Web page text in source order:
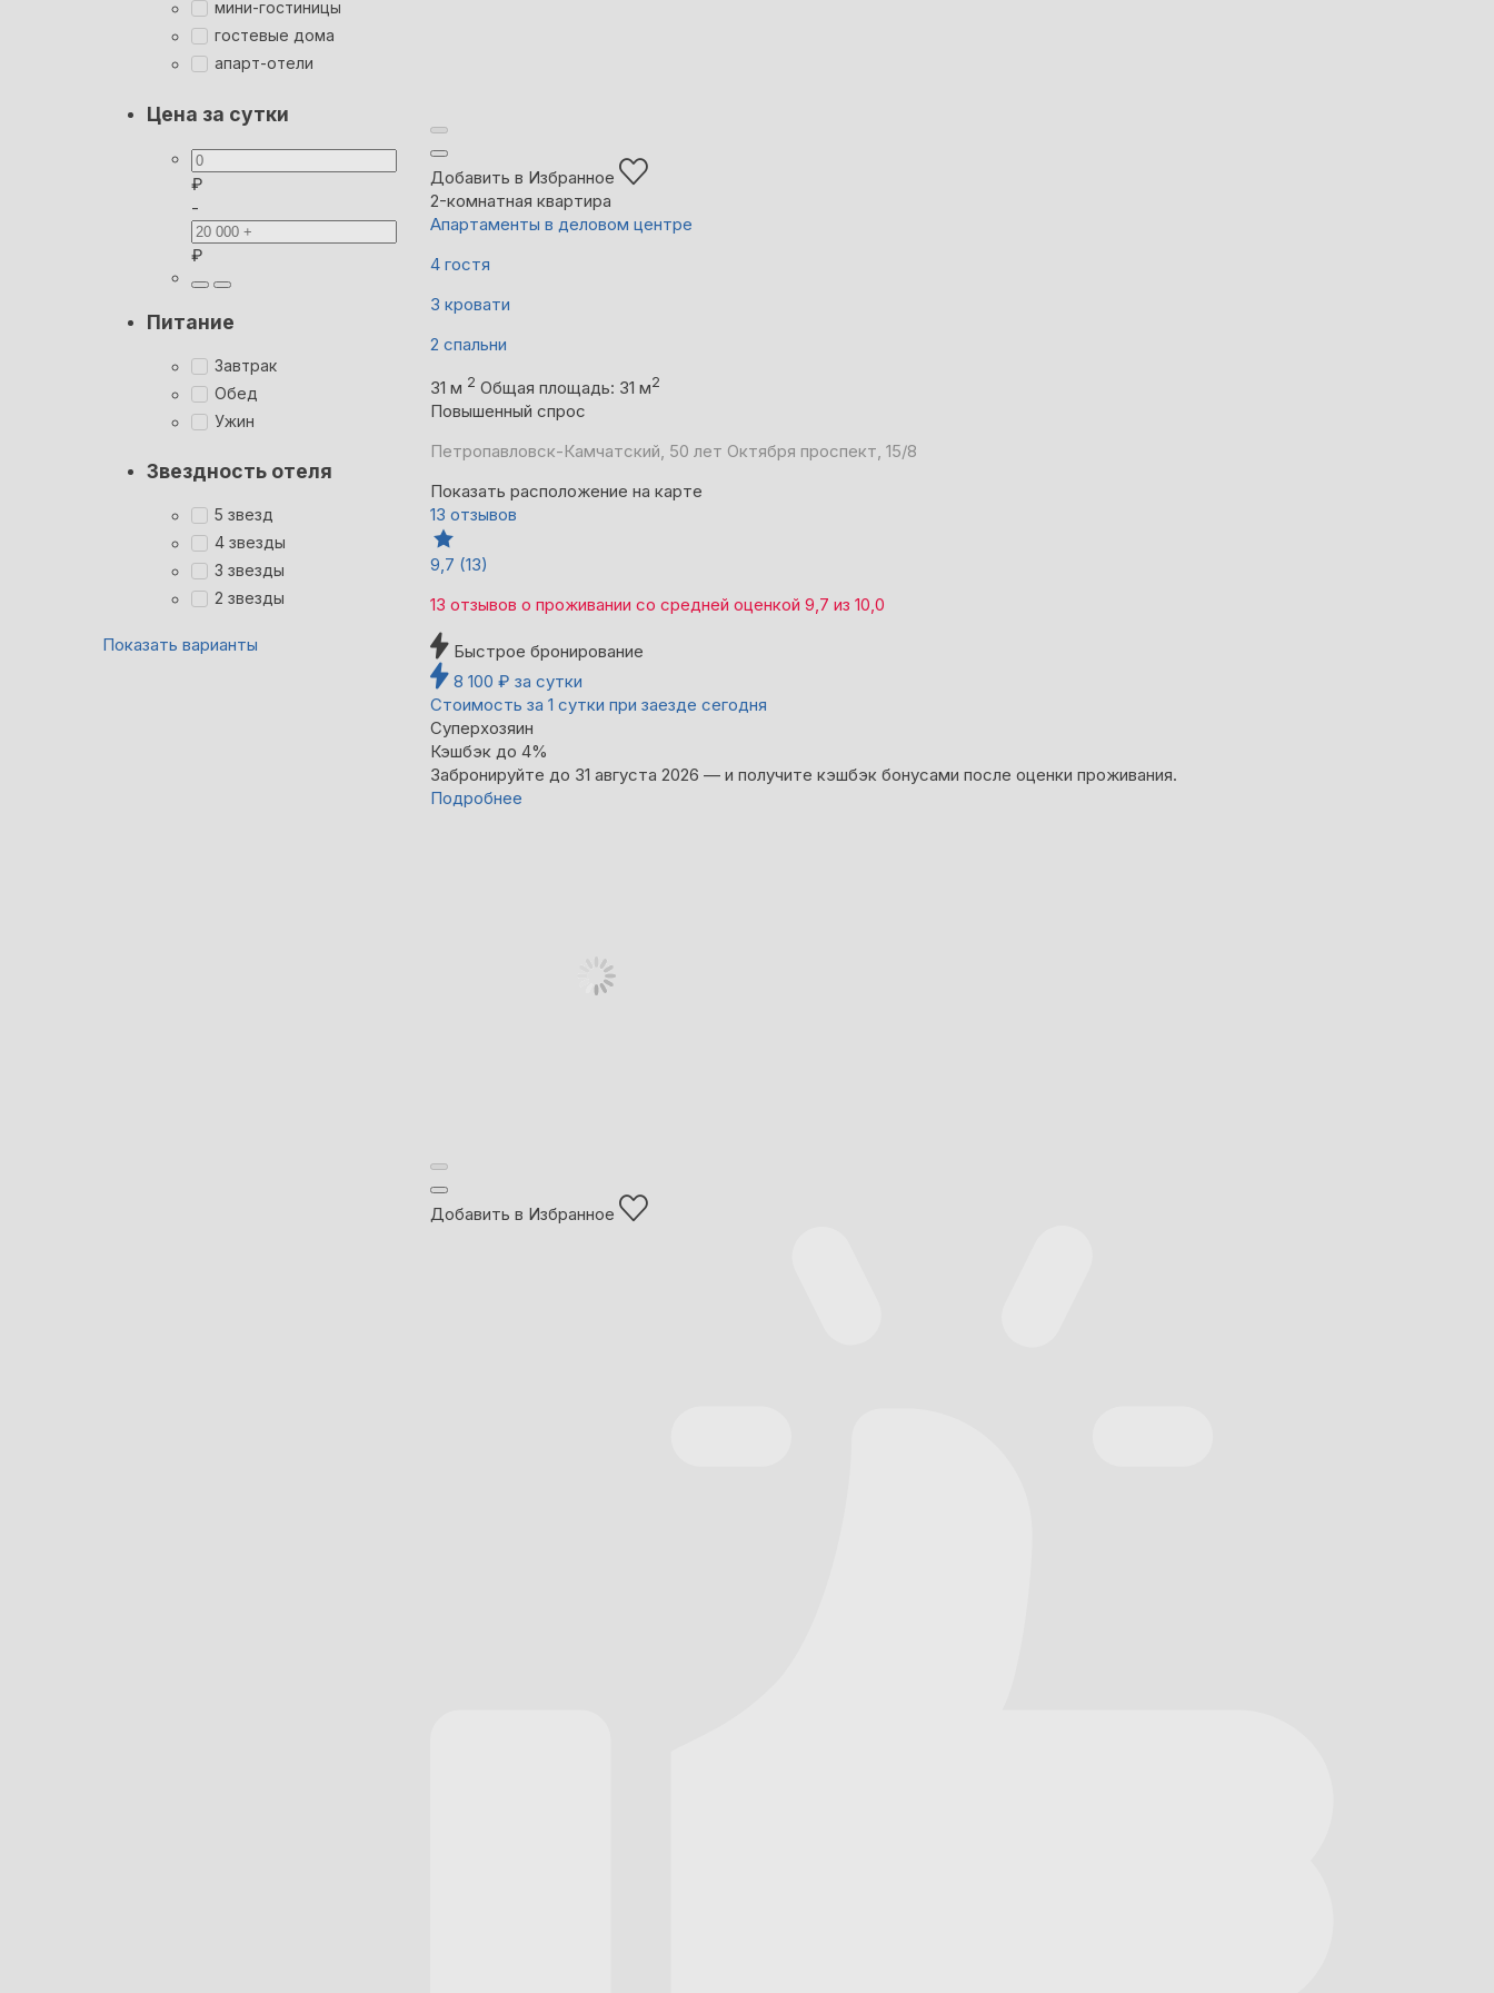
мини-гостиницы
гостевые дома
апарт-отели
Цена за сутки
₽
-
₽
Питание
Завтрак
Обед
Ужин
Звездность отеля
5 звезд
4 звезды
3 звезды
2 звезды
Показать варианты
Добавить в Избранное
2-комнатная квартира
Апартаменты в деловом центре
4 гостя
3 кровати
2 спальни
31 м 2 Общая площадь: 31 м2
Повышенный спрос
Петропавловск-Камчатский, 50 лет Октября проспект, 15/8
Показать расположение на карте
13 отзывов
9,7 (13)
13 отзывов о проживании со средней оценкой 9,7 из 10,0
Быстрое бронирование
8 100 ₽ за сутки
Стоимость за 1 сутки при заезде сегодня
Суперхозяин
Кэшбэк до 4%
Забронируйте до 31 августа 2026 — и получите кэшбэк бонусами после оценки проживания.
Подробнее
Добавить в Избранное